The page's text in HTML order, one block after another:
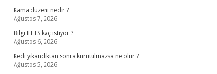
Kama düzeni nedir ?
Ağustos 7, 2026
Bilgi IELTS kaç istiyor ?
Ağustos 6, 2026
Kedi yıkandıktan sonra kurutulmazsa ne olur ?
Ağustos 5, 2026